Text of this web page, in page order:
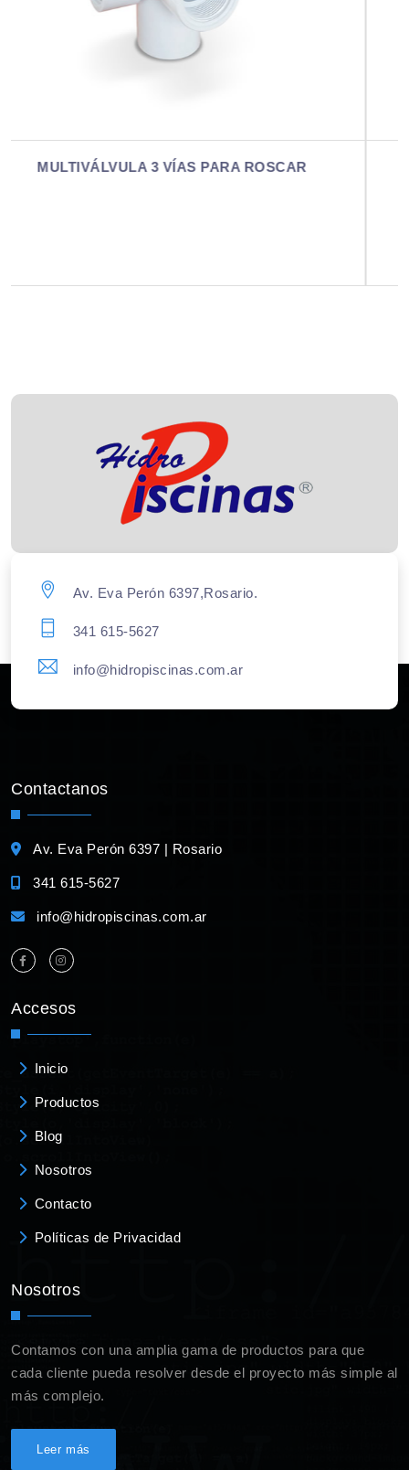
MULTIVÁLVULA 2 VÍAS PARA PEGAR
Av. Eva Perón 6397,Rosario.
341 615-5627
info@hidropiscinas.com.ar
Contactanos
Av. Eva Perón 6397 | Rosario
341 615-5627
info@hidropiscinas.com.ar
Accesos
Inicio
Productos
Blog
Nosotros
Contacto
Políticas de Privacidad
Nosotros
Contamos con una amplia gama de productos para que
cada cliente pueda resolver desde el proyecto más simple al
más complejo.
Leer más